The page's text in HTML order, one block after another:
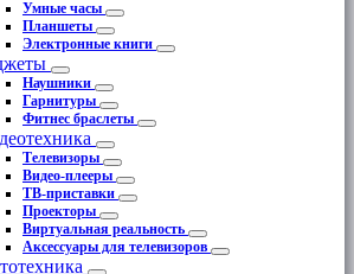
Умные часы
Планшеты
Электронные книги
Наушники
Гарнитуры
Фитнес браслеты
Телевизоры
Видео-плееры
ТВ-приставки
Проекторы
Виртуальная реальность
Аксессуары для телевизоров